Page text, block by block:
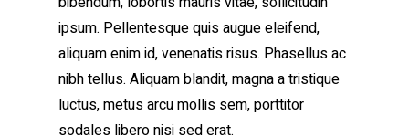
ipsum. Pellentesque quis augue eleifend,
aliquam enim id, venenatis risus. Phasellus ac
nibh tellus. Aliquam blandit, magna a tristique
luctus, metus arcu mollis sem, porttitor
sodales libero nisi sed erat.